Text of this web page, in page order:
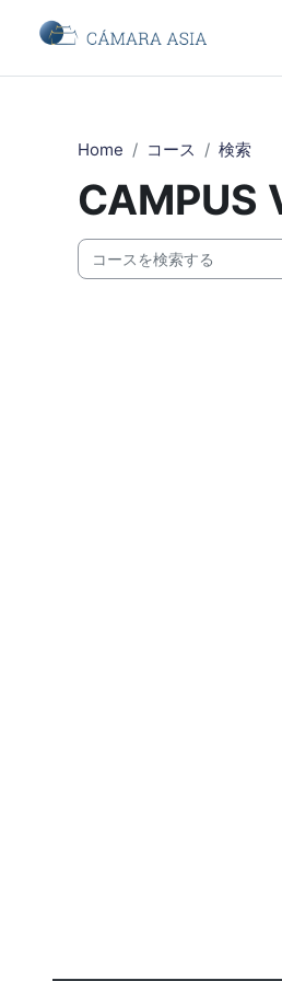
Home コース 検索
CAMPUS
コースを検索する